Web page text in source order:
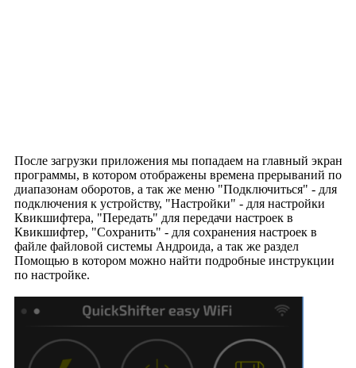
После загрузки приложения мы попадаем на главный экран
программы, в котором отображены времена прерываний по
диапазонам оборотов, а так же меню "Подключиться" - для
подключения к устройству, "Настройки" - для настройки
Квикшифтера, "Передать" для передачи настроек в
Квикшифтер, "Сохранить" - для сохранения настроек в
файле файловой системы Андроида, а так же раздел
Помощью в котором можно найти подробные инструкции
по настройке.